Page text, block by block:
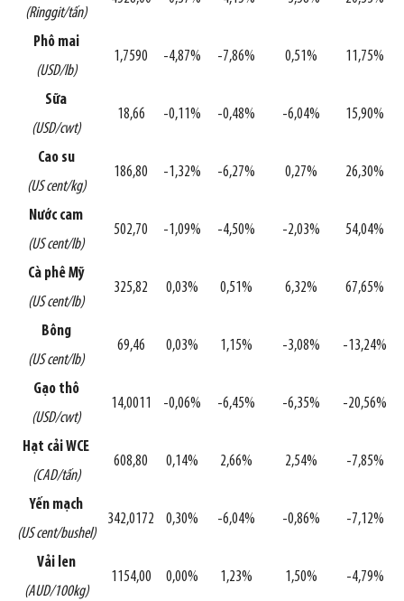
(Ringgit/tấn)
Phô mai
(USD/lb)
1,7590 -4,87% -7,86% 0,51% 11,75%
Sữa
(USD/cwt)
18,66 -0,11% -0,48% -6,04% 15,90%
Cao su
(US cent/kg)
186,80 -1,32% -6,27% 0,27% 26,30%
Nước cam
(US cent/lb)
502,70 -1,09% -4,50% -2,03% 54,04%
Cà phê Mỹ
(US cent/lb)
325,82 0,03% 0,51% 6,32% 67,65%
Bông
(US cent/lb)
69,46 0,03% 1,15% -3,08% -13,24%
Gạo thô
(USD/cwt)
14,0011 -0,06% -6,45% -6,35% -20,56%
Hạt cải WCE
(CAD/tấn)
608,80 0,14% 2,66% 2,54% -7,85%
Yến mạch
(US cent/bushel)
342,0172 0,30% -6,04% -0,86% -7,12%
Vải len
(AUD/100kg)
1154,00 0,00% 1,23% 1,50% -4,79%